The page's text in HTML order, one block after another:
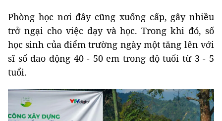
Phòng học nơi đây cũng xuống cấp, gây nhiều
trở ngại cho việc dạy và học. Trong khi đó, số
học sinh của điểm trường ngày một tăng lên với
sĩ số dao động 40 - 50 em trong độ tuổi từ 3 - 5
tuổi.